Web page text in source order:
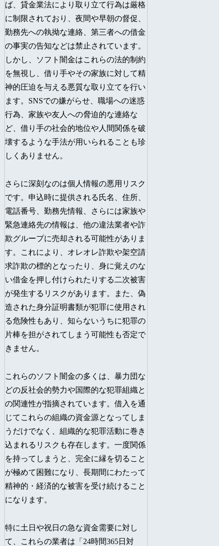
ば、貸金業法により取り立て行為は厳格
に制限されており、夜間や早朝の督促、
勤務先への執拗な連絡、第三者への借金
の事実の告知などは禁止されています。
しかし、ソフト闇金はこれらの法的制約
を無視し、借り手やその家族に対して精
神的圧迫を与える悪質な取り立てを行い
ます。SNSでの嫌がらせ、職場への迷惑
行為、家族や友人への脅迫的な連絡な
ど、借り手の社会的地位や人間関係を破
壊するような手法が用いられることも珍
しくありません。
さらに深刻なのは個人情報の悪用リスク
です。申込時に提供される氏名、住所、
電話番号、勤務先情報、さらには家族や
緊急連絡先の情報は、他の違法業者や詐
欺グループに売却される可能性がありま
す。これにより、オレオレ詐欺や架空請
求詐欺の標的となったり、身に覚えのな
い借金を押し付けられたりする二次被害
が発生するリスクがあります。また、偽
造された身分証明書類が犯罪に使用され
る危険性もあり、知らないうちに犯罪の
片棒を担がされてしまう可能性も否定で
きません。
これらのソフト闇金の多くは、暴力団な
どの反社会的勢力や国際的な犯罪組織と
の関連性が指摘されています。借入を通
じてこれらの組織の資金源となってしま
うだけでなく、組織的な犯罪活動に巻き
込まれるリスクも存在します。一度関係
を持ってしまうと、完全に縁を切ること
が極めて困難になり、長期間にわたって
精神的・経済的な被害を受け続けること
になります。
特に土日や祝日の急な資金需要に対し
て、これらの業者は「24時間365日対